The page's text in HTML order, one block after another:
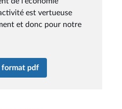
est vertueuse
et donc pour notre
format pdf